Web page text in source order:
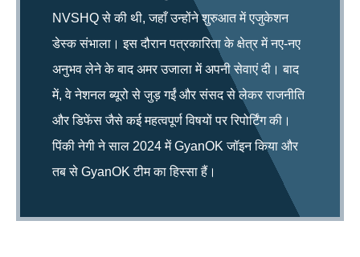
NVSHQ से की थी, जहाँ उन्होंने शुरुआत में एजुकेशन
डेस्क संभाला। इस दौरान पत्रकारिता के क्षेत्र में नए-नए
अनुभव लेने के बाद अमर उजाला में अपनी सेवाएं दी। बाद
में, वे नेशनल ब्यूरो से जुड़ गईं और संसद से लेकर राजनीति
और डिफेंस जैसे कई महत्वपूर्ण विषयों पर रिपोर्टिंग की।
पिंकी नेगी ने साल 2024 में GyanOK जॉइन किया और
तब से GyanOK टीम का हिस्सा हैं।